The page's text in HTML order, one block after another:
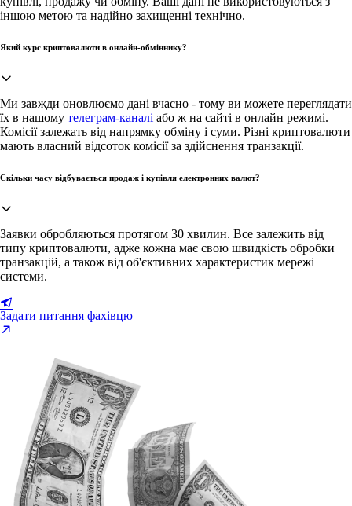
іншою метою та надійно захищенні технічно.
Який курс криптовалюти в онлайн-обміннику?
Ми завжди оновлюємо дані вчасно - тому ви можете переглядати
їх в нашому телеграм-каналі або ж на сайті в онлайн режимі.
Комісії залежать від напрямку обміну і суми. Різні криптовалюти
мають власний відсоток комісії за здійснення транзакції.
Скільки часу відбувається продаж і купівля електронних валют?
Заявки обробляються протягом 30 хвилин. Все залежить від
типу криптовалюти, адже кожна має свою швидкість обробки
транзакцій, а також від об'єктивних характеристик мережі
системи.
Задати питання фахівцю